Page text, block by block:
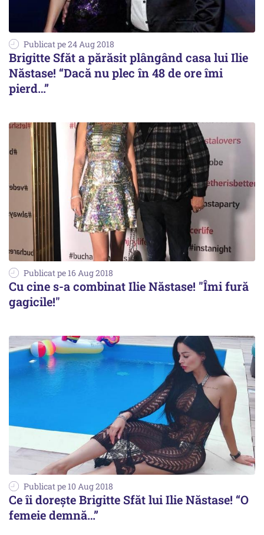
Publicat pe 24 Aug 2018
Brigitte Sfăt a părăsit plângând casa lui Ilie
Năstase! “Dacă nu plec în 48 de ore îmi
pierd…”
Publicat pe 16 Aug 2018
Cu cine s-a combinat Ilie Năstase! "Îmi fură
gagicile!"
Publicat pe 10 Aug 2018
Ce îi dorește Brigitte Sfăt lui Ilie Năstase! “O
femeie demnă…”